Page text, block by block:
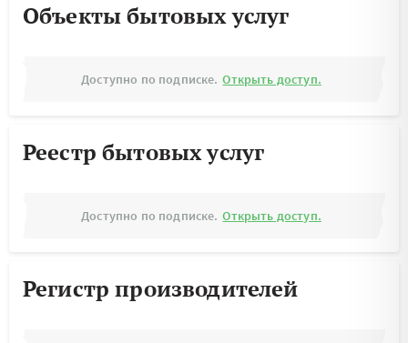
Объекты бытовых услуг
Доступно по подписке. Открыть доступ.
Реестр бытовых услуг
Доступно по подписке. Открыть доступ.
Регистр производителей